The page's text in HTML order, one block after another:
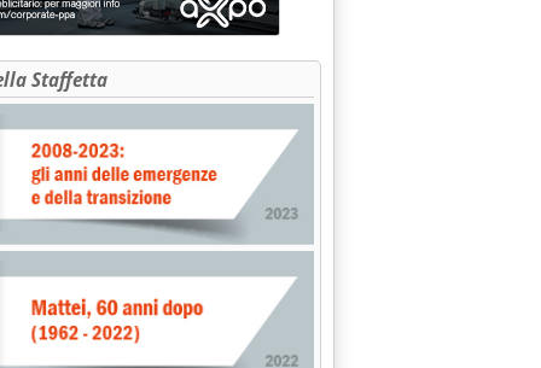
Staffetta